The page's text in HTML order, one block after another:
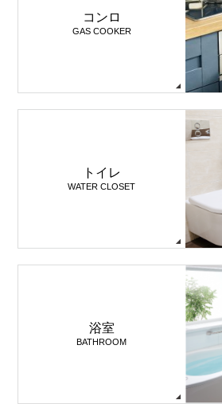
コンロ
GAS COOKER
トイレ
WATER CLOSET
浴室
BATHROOM